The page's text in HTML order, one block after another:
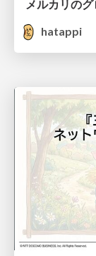
hatappi